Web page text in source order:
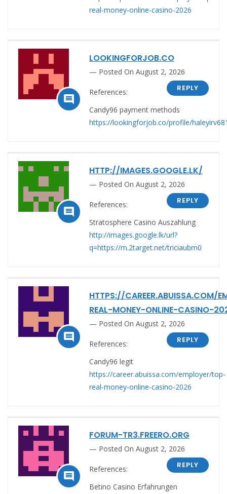
real-money-online-casino-2026

LOOKINGFORJOB.CO
Posted On August 2, 2026
REPLY
References:
Candy96 payment methods
https://lookingforjob.co/profile/

HTTP://IMAGES.GOOGLE.LK/
Posted On August 2, 2026
REPLY
References:
Stratosphere Casino Auszahlung
http://images.google.lk/url?
q=https://m.2target.net/triciaubm0

HTTPS://CAREER.ABUISSA.COM/
REAL-MONEY-ONLINE-CASINO-
Posted On August 2, 2026
REPLY
References:
Candy96 legit
https://career.abuissa.com/employer/top-
real-money-online-casino-2026

FORUM-TR3.FREERO.ORG
Posted On August 2, 2026
REPLY
References:
Betino Casino Erfahrungen